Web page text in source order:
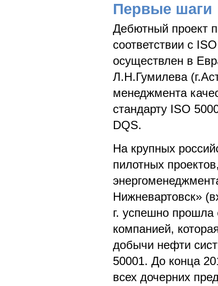
Первые шаги
Дебютный проект
соответствии с
осуществлен в
Л.Н.Гумилева
менеджмента
стандарту ISO
DQS.
На крупных
пилотных
Нижневартовск»
г. успешно
компанией,
добычи нефти
50001. До конца
всех дочерних